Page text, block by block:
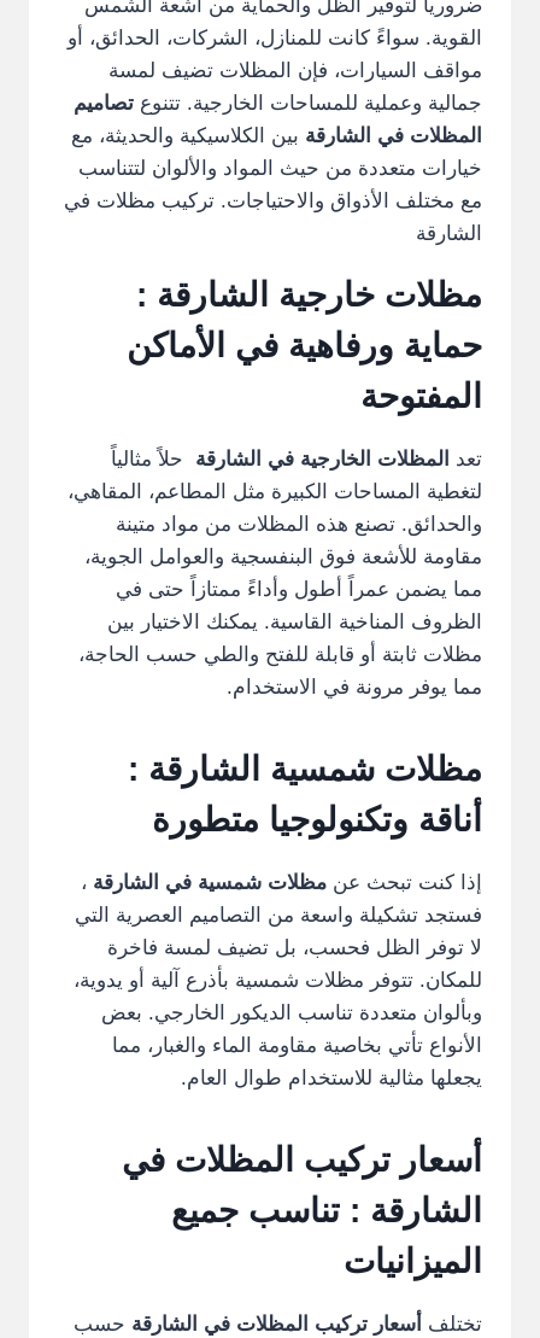
ضرورياً لتوفير الظل والحماية من أشعة الشمس
القوية. سواءً كانت للمنازل، الشركات، الحدائق، أو
مواقف السيارات، فإن المظلات تضيف لمسة
جمالية وعملية للمساحات الخارجية. تتنوع تصاميم
المظلات في الشارقة بين الكلاسيكية والحديثة، مع
خيارات متعددة من حيث المواد والألوان لتتناسب
مع مختلف الأذواق والاحتياجات. تركيب مظلات في
الشارقة
مظلات خارجية الشارقة :
حماية ورفاهية في الأماكن
المفتوحة
تعد المظلات الخارجية في الشارقة
حلاً مثالياً
لتغطية المساحات الكبيرة مثل المطاعم، المقاهي،
والحدائق. تصنع هذه المظلات من مواد متينة
مقاومة للأشعة فوق البنفسجية والعوامل الجوية،
مما يضمن عمراً أطول وأداءً ممتازاً حتى في
الظروف المناخية القاسية. يمكنك الاختيار بين
مظلات ثابتة أو قابلة للفتح والطي حسب الحاجة،
مما يوفر مرونة في الاستخدام.
مظلات شمسية الشارقة :
أناقة وتكنولوجيا متطورة
إذا كنت تبحث عن مظلات شمسية في الشارقة ،
فستجد تشكيلة واسعة من التصاميم العصرية التي
لا توفر الظل فحسب، بل تضيف لمسة فاخرة
للمكان. تتوفر مظلات شمسية بأذرع آلية أو يدوية،
وبألوان متعددة تناسب الديكور الخارجي. بعض
الأنواع تأتي بخاصية مقاومة الماء والغبار، مما
يجعلها مثالية للاستخدام طوال العام.
أسعار تركيب المظلات في
الشارقة : تناسب جميع
الميزانيات
تختلف أسعار تركيب المظلات في الشارقة حسب